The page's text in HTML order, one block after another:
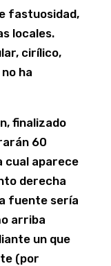
fastuosidad,
locales.
cirílico,
ha
finalizado
60
cual aparece
derecha
fuente serí­a
arriba
un que
(por